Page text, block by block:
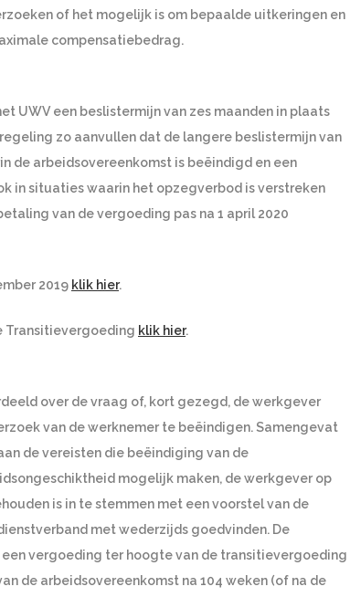
of het mogelijk is om bepaalde uitkeringen en
compensatiebedrag.
UWV een beslistermijn van zes maanden in plaats
zo aanvullen dat de langere beslistermijn van
de arbeidsovereenkomst is beëindigd en een
in situaties waarin het opzegverbod is verstreken
van de vergoeding pas na 1 april 2020
2019 klik hier.
Transitievergoeding klik hier.
over de vraag of, kort gezegd, de werkgever
van de werknemer te beëindigen. Samengevat
de vereisten die beëindiging van de
mogelijk maken, de werkgever op
is in te stemmen met een voorstel van de
met wederzijds goedvinden. De
vergoeding ter hoogte van de transitievergoeding
de arbeidsovereenkomst na 104 weken (of na de